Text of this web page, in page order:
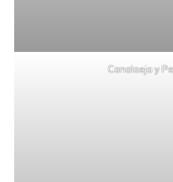
Canalaeja y